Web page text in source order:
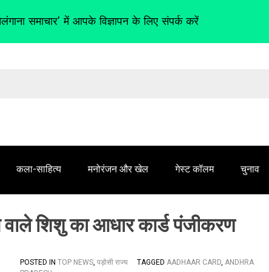
कला-साहित्य मनोरंजन और खेल गेस्ट कॉलम चुनाव
शिशु का आधार कार्ड पंजीकरण
POSTED IN TOP NEWS, पड़ोसी राज्य TAGGED AADHAAR CARD, ANDHRA
समाचार' में आपके विज्ञापन के लिए संपर्क करें